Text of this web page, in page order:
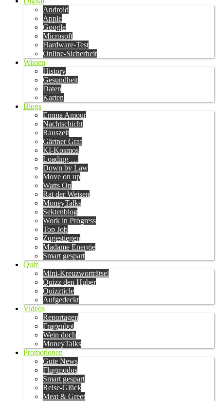
Android
Apple
Google
Microsoft
Hardware-Test
Online-Sicherheit
Wissen
History
Gesundheit
Daten
Karten
Blogs
Emma Amour
Nachtschicht
Rauszeit
Gärtner Graf
KI-Kosmos
Loading …
Down by Law
Move on up
Watts On
Rat der Weisen
MoneyTalks
Sektenblog
Work in Progress
Top Job
Zugestiegen
Madame Energie
Smart gespart
Quiz
Mini-Kreuzworträtsel
Quizz den Huber
Quizzticle
Aufgedeckt
Videos
Reportagen
Fragenbot
Wein doch
MoneyTalks
Promotionen
Gute News
Flugmodus
Smart gespart
Reise-Glück
Meat & Greet